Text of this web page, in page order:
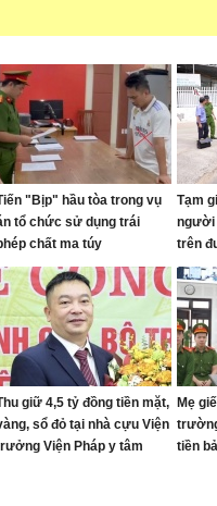
"Bịp" hầu tòa trong vụ
tổ chức sử dụng trái
chất ma túy
Tạm
người
trên
giữ 4,5 tỷ đồng tiền mặt,
sổ đỏ tại nhà cựu Viện
Viện Pháp y tâm
Mẹ
tiền